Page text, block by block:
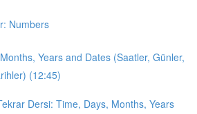
Numbers
Years and Dates (Saatler, Günler,
(12:45)
Dersi: Time, Days, Months, Years